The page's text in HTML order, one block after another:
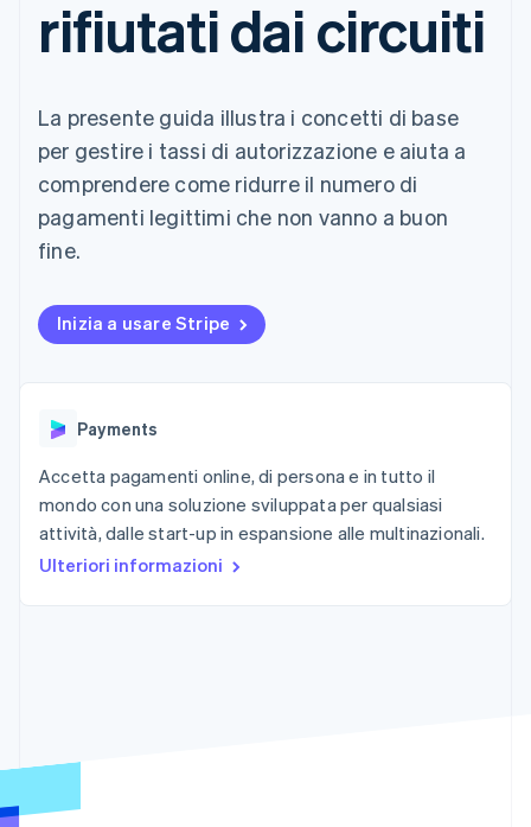
flessibile
Metodi di
pagamento
Terminal
Pagamenti di
persona
Authorization
Boost
Accettazione
ottimizzata
accelerato
Financial
Conti finanziari
della contabilità
Stripe Sigma
Data Pipeline
dei dati
Altro
Product roadmap
Scopri cosa ti aspetta
Prevenzione delle frodi
Identity
Gestione del denaro
Piattaforme
SaaS
Per settore
Aziende di IA
Creator economy
Assicurazione
Media e
Commercio al dettaglio
Gestire gli
abbonamenti
Offrire addebiti in base
garantite da stablecoin
Esegui il provisioning e
gestisci i servizi con gli
agenti
Risorse
Roadmap del prodotto
Conferenza annuale
Sala stampa
Stripe Press
Recapiti
rifiutati dai circuiti
La presente guida illustra i concetti di base
per gestire i tassi di autorizzazione e aiuta a
comprendere come ridurre il numero di
pagamenti legittimi che non vanno a buon
fine.
Inizia a usare Stripe
Payments
Accetta pagamenti online, di persona e in tutto il
mondo con una soluzione sviluppata per qualsiasi
attività, dalle start-up in espansione alle multinazionali.
Ulteriori informazioni